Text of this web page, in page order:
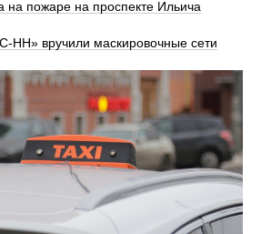
пожаре на проспекте Ильича
НН» вручили маскировочные сети